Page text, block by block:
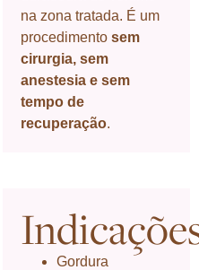
na zona tratada. É um
procedimento sem
cirurgia, sem
anestesia e sem
tempo de
recuperação.
Gordura